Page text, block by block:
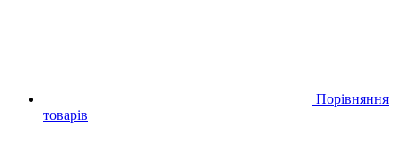
Порівняння
товарів